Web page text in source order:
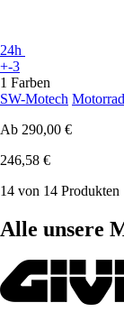
24h
+-3
1 Farben
SW-Motech
Ab 290,00 €
246,58 €
14 von 14 Produkten
Alle unsere